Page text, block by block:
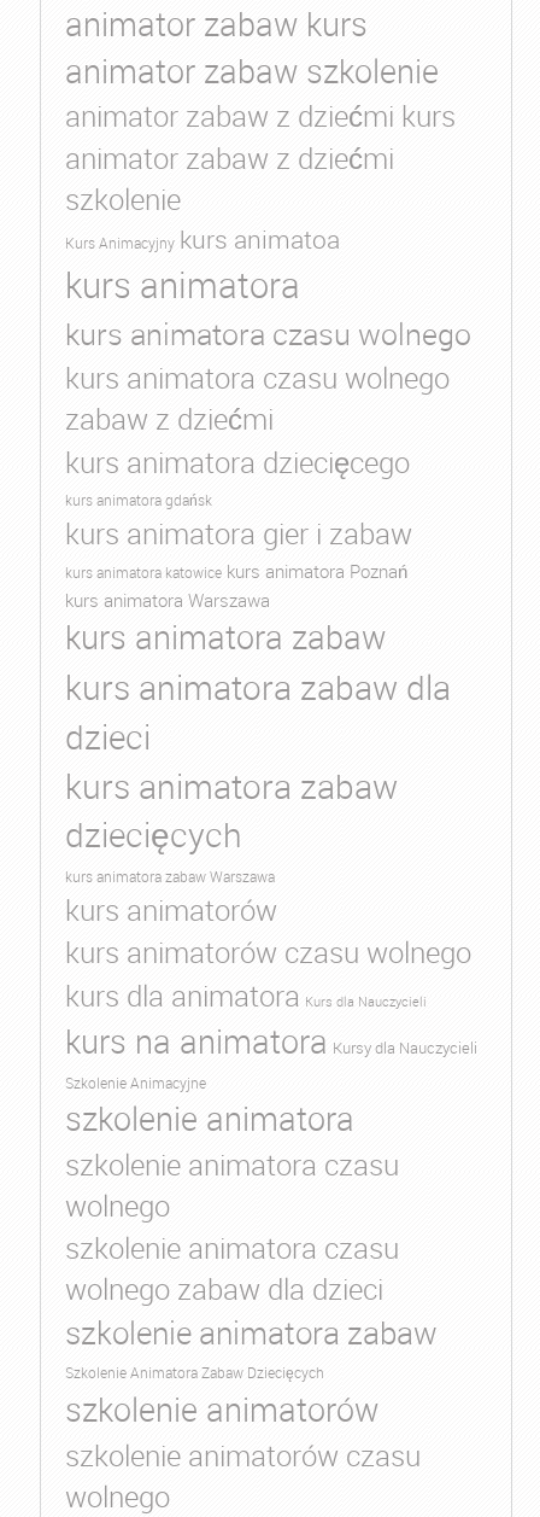
animator zabaw kurs
animator zabaw szkolenie
animator zabaw z dziećmi kurs
animator zabaw z dziećmi
szkolenie
Kurs Animacyjny kurs animatoa
kurs animatora
kurs animatora czasu wolnego
kurs animatora czasu wolnego
zabaw z dziećmi
kurs animatora dziecięcego
kurs animatora gdańsk
kurs animatora gier i zabaw
kurs animatora katowice kurs animatora Poznań
kurs animatora Warszawa
kurs animatora zabaw
kurs animatora zabaw dla
dzieci
kurs animatora zabaw
dziecięcych
kurs animatora zabaw Warszawa
kurs animatorów
kurs animatorów czasu wolnego
kurs dla animatora Kurs dla Nauczycieli
kurs na animatora Kursy dla Nauczycieli
Szkolenie Animacyjne
szkolenie animatora
szkolenie animatora czasu
wolnego
szkolenie animatora czasu
wolnego zabaw dla dzieci
szkolenie animatora zabaw
Szkolenie Animatora Zabaw Dziecięcych
szkolenie animatorów
szkolenie animatorów czasu
wolnego